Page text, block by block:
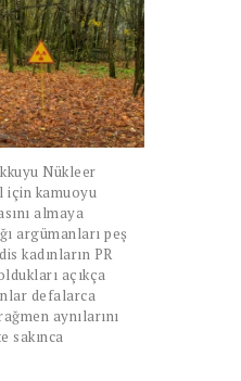
Nükleer
için kamuoyu
almaya
argümanları peş
kadınların PR
açıkça
defalarca
aynılarını
sakınca